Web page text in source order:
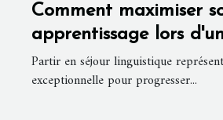
Comment maximiser
apprentissage lors
linguistique
Partir en séjour linguistique
exceptionnelle pour progresser...